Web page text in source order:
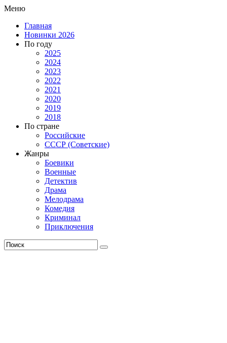
Меню
Главная
Новинки 2026
По году
2025
2024
2023
2022
2021
2020
2019
2018
По стране
Российские
СССР (Советские)
Жанры
Боевики
Военные
Детектив
Драма
Мелодрама
Комедия
Криминал
Приключения